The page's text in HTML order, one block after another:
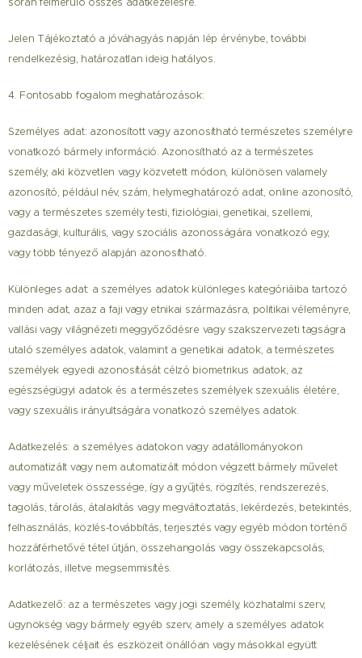
Jelen Tájékoztató a jóváhagyás napján lép érvénybe, további
rendelkezésig, határozatlan ideig hatályos.
4. Fontosabb fogalom meghatározások:
Személyes adat: azonosított vagy azonosítható természetes személyre
vonatkozó bármely információ. Azonosítható az a természetes
személy, aki közvetlen vagy közvetett módon, különösen valamely
azonosító, például név, szám, helymeghatározó adat, online azonosító,
vagy a természetes személy testi, fiziológiai, genetikai, szellemi,
gazdasági, kulturális, vagy szociális azonosságára vonatkozó egy,
vagy több tényező alapján azonosítható.
Különleges adat: a személyes adatok különleges kategóriáiba tartozó
minden adat, azaz a faji vagy etnikai származásra, politikai véleményre,
vallási vagy világnézeti meggyőződésre vagy szakszervezeti tagságra
utaló személyes adatok, valamint a genetikai adatok, a természetes
személyek egyedi azonosítását célzó biometrikus adatok, az
egészségügyi adatok és a természetes személyek szexuális életére,
vagy szexuális irányultságára vonatkozó személyes adatok.
Adatkezelés: a személyes adatokon vagy adatállományokon
automatizált vagy nem automatizált módon végzett bármely művelet
vagy műveletek összessége, így a gyűjtés, rögzítés, rendszerezés,
tagolás, tárolás, átalakítás vagy megváltoztatás, lekérdezés, betekintés,
felhasználás, közlés-továbbítás, terjesztés vagy egyéb módon történő
hozzáférhetővé tétel útján, összehangolás vagy összekapcsolás,
korlátozás, illetve megsemmisítés.
Adatkezelő: az a természetes vagy jogi személy, közhatalmi szerv,
ügynökség vagy bármely egyéb szerv, amely a személyes adatok
kezelésének céljait és eszközeit önállóan vagy másokkal együtt